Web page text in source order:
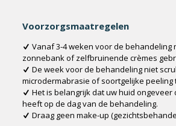
Voorzorgsmaatregelen
Vanaf 3-4 weken voor de behandeling
zonnebank of zelfbruinende crèmes
De week voor de behandeling niet
microdermabrasie of soortgelijke peeling
Het is belangrijk dat uw huid
heeft op de dag van de behandeling.
Draag geen make-up